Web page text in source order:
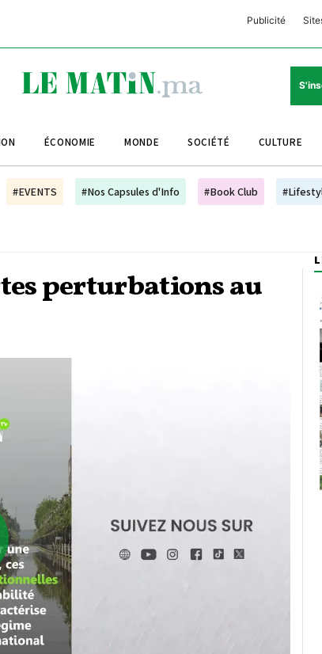
Publicité
Club
Le
Le
Le
ÉCONOMIE MONDE SOCIÉTÉ CULTURE
#EVENTS #Nos Capsules d'Info #Book Club
perturbations au